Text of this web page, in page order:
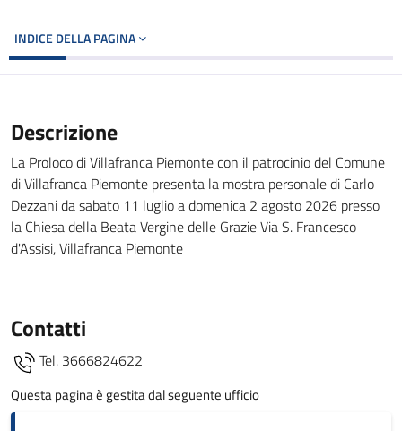
INDICE DELLA PAGINA
Descrizione
La Proloco di Villafranca Piemonte con il patrocinio del Comune
di Villafranca Piemonte presenta la mostra personale di Carlo
Dezzani da sabato 11 luglio a domenica 2 agosto 2026 presso
la Chiesa della Beata Vergine delle Grazie Via S. Francesco
d'Assisi, Villafranca Piemonte
Contatti
Tel. 3666824622
Questa pagina è gestita dal seguente ufficio